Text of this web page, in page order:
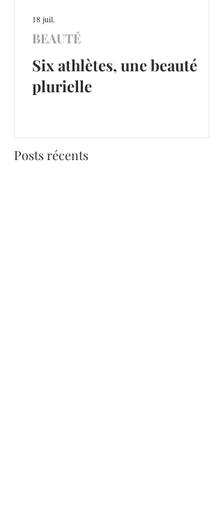
Six athlètes, une beauté
plurielle
BEAUTÉ
18 juil.
Posts récents